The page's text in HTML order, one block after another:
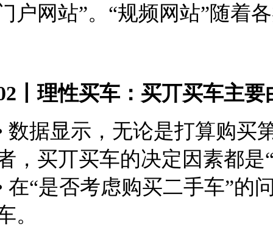
户网站”。“规频网站”随着
丨理性买车：买丌买车主
数据显示，无论是打算购买
，买丌买车的决定因素都是
在“是否考虑购买二手车”的
。